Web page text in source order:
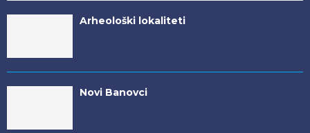
Arheološki lokaliteti
Novi Banovci